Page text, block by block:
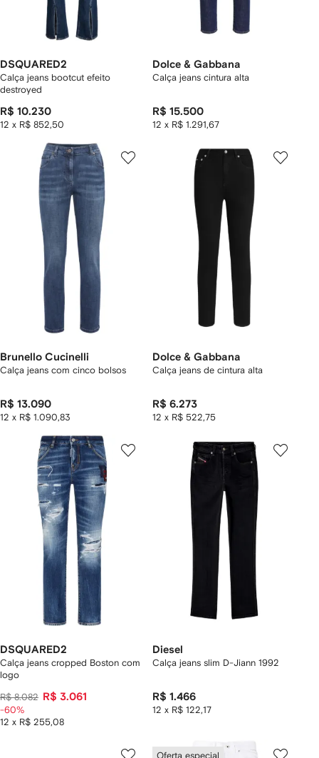
DSQUARED2
Calça jeans bootcut efeito
destroyed
R$ 10.230
12 x R$ 852,50
Dolce & Gabbana
Calça jeans cintura alta
R$ 15.500
12 x R$ 1.291,67
Brunello Cucinelli
Calça jeans com cinco bolsos
R$ 13.090
12 x R$ 1.090,83
Dolce & Gabbana
Calça jeans de cintura alta
R$ 6.273
12 x R$ 522,75
DSQUARED2
Calça jeans cropped Boston com
logo
R$ 8.082 R$ 3.061
12 x R$ 255,08
-60%
Diesel
Calça jeans slim D-Jiann 1992
R$ 1.466
12 x R$ 122,17
Oferta especial